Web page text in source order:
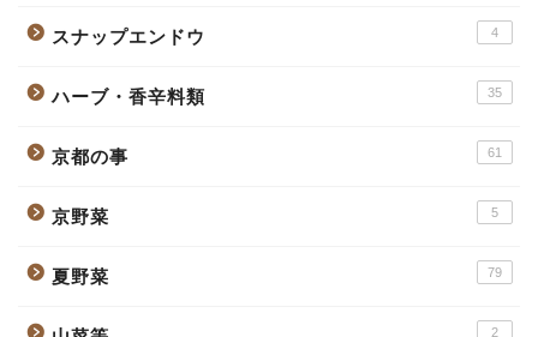
スナップエンドウ 4
ハーブ・香辛料類 35
京都の事 61
京野菜 5
夏野菜 79
2